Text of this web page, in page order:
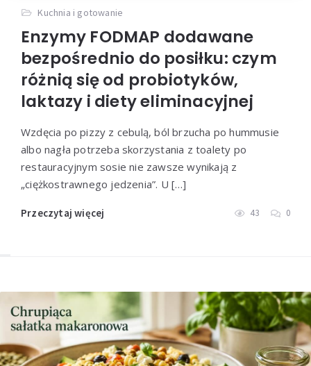
Kuchnia i gotowanie
Enzymy FODMAP dodawane
bezpośrednio do posiłku: czym
różnią się od probiotyków,
laktazy i diety eliminacyjnej
Wzdęcia po pizzy z cebulą, ból brzucha po hummusie
albo nagła potrzeba skorzystania z toalety po
restauracyjnym sosie nie zawsze wynikają z
„ciężkostrawnego jedzenia”. U […]
Przeczytaj więcej 43 0